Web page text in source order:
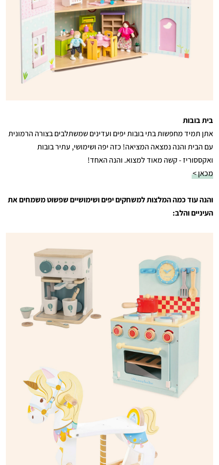
בית בובות
אתן תמיד מחפשות בתי בובות יפים ועדינים שמשתלבים בצורה הרמונית
עם הבית והנה נמצאה המציאה! כזה יפה ושימושי, עתיר בובות
ואקססוריז - קשה מאוד למצוא. והנה האחד!
מכאן >
והנה עוד כמה המלצות למשחקים יפים ושימושיים שפשוט משמחים את
העיניים והלב: